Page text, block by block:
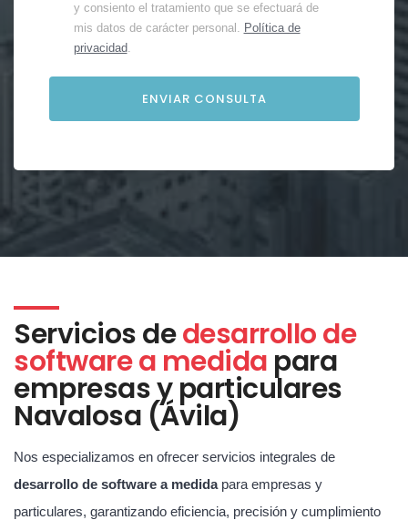
y consiento el tratamiento que se efectuará de
mis datos de carácter personal. Política de
privacidad.
Servicios dedesarrollo de
software a medida para
empresas y particulares
Navalosa (Ávila)
Nos especializamos en ofrecer servicios integrales de
desarrollo de software a medidapara empresas y
particulares, garantizando eficiencia, precisión y cumplimiento